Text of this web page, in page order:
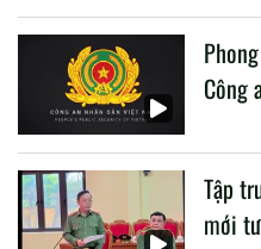
Công
Tập
mới